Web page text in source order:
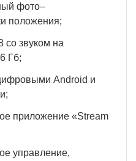
фото–
положения;
со звуком на
Гб;
Android и
приложение «Stream
управление,